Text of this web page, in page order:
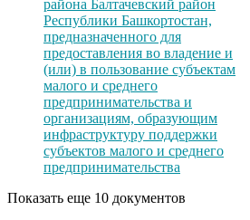
района Балтачевский район
Республики Башкортостан,
предназначенного для
предоставления во владение и
(или) в пользование субъектам
малого и среднего
предпринимательства и
организациям, образующим
инфраструктуру поддержки
субъектов малого и среднего
предпринимательства
Показать еще 10 документов